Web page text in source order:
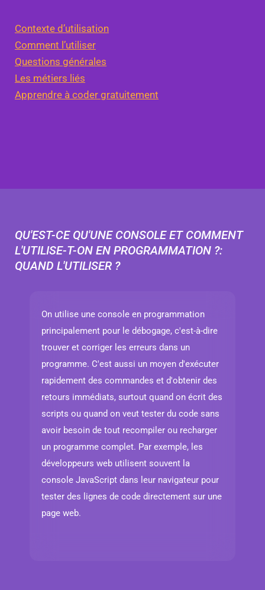
Contexte d’utilisation
Comment l’utiliser
Questions générales
Les métiers liés
Apprendre à coder gratuitement
QU'EST-CE QU'UNE CONSOLE ET COMMENT
L'UTILISE-T-ON EN PROGRAMMATION ?:
QUAND L'UTILISER ?
On utilise une console en programmation
principalement pour le débogage, c'est-à-dire
trouver et corriger les erreurs dans un
programme. C'est aussi un moyen d'exécuter
rapidement des commandes et d'obtenir des
retours immédiats, surtout quand on écrit des
scripts ou quand on veut tester du code sans
avoir besoin de tout recompiler ou recharger
un programme complet. Par exemple, les
développeurs web utilisent souvent la
console JavaScript dans leur navigateur pour
tester des lignes de code directement sur une
page web.